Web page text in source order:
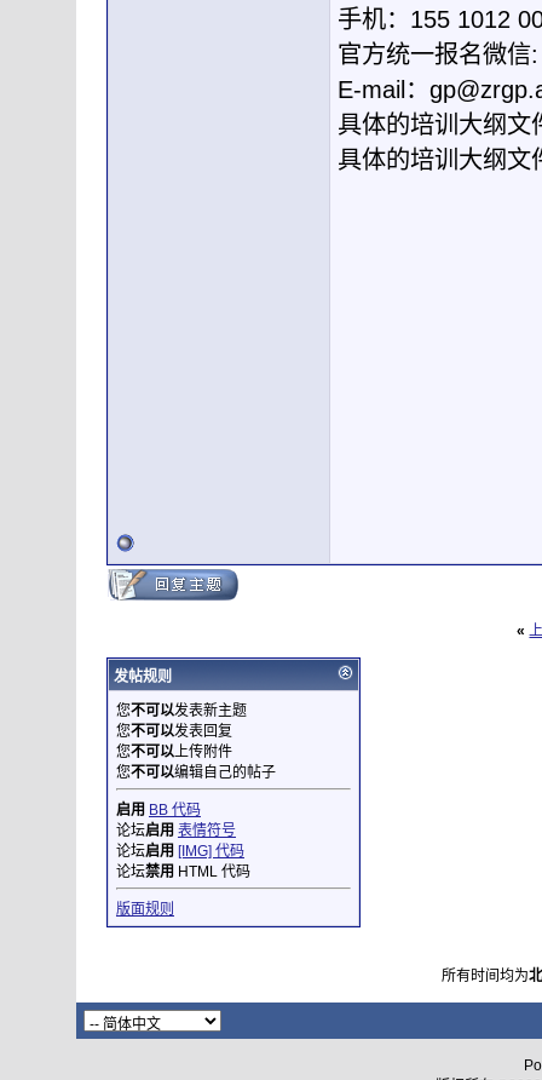
手机：155 1012
官方统一报名微信
E-mail：
具体的培训大纲文
具体的培训大纲文
«
发帖规则
您不可以发表新主题
您不可以发表回复
您不可以上传附件
您不可以编辑自己的帖子
启用 BB 代码
论坛启用 表情符号
论坛启用 [IMG] 代码
论坛禁用 HTML 代码
版面规则
所有时间均为